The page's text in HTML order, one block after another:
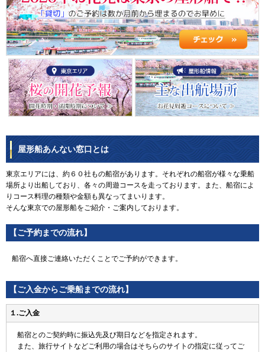
屋形船あんない窓口とは
東京エリアには、約６０社もの船宿があります。それぞれの船宿が様々な乗船
場所より出船しており、各々の周遊コースを走っております。また、船宿によ
りコース料理の種類や金額も異なってまいります。
そんな東京での屋形船をご紹介・ご案内しております。
【ご予約までの流れ】
船宿へ直接ご連絡いただくことでご予約ができます。
【ご入金からご乗船までの流れ】
１.ご入金
船宿とのご契約時に振込先及び期日などを指定されます。
また、旅行サイトなどご利用の場合はそちらのサイトの指定に従ってご